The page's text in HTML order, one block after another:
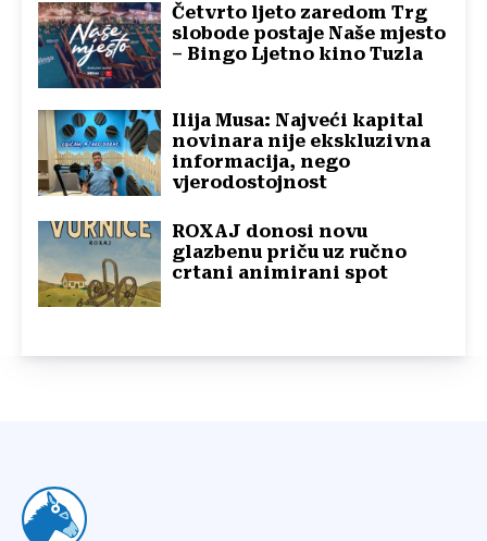
Četvrto ljeto zaredom Trg
slobode postaje Naše mjesto
– Bingo Ljetno kino Tuzla
Ilija Musa: Najveći kapital
novinara nije ekskluzivna
informacija, nego
vjerodostojnost
ROXAJ donosi novu
glazbenu priču uz ručno
crtani animirani spot